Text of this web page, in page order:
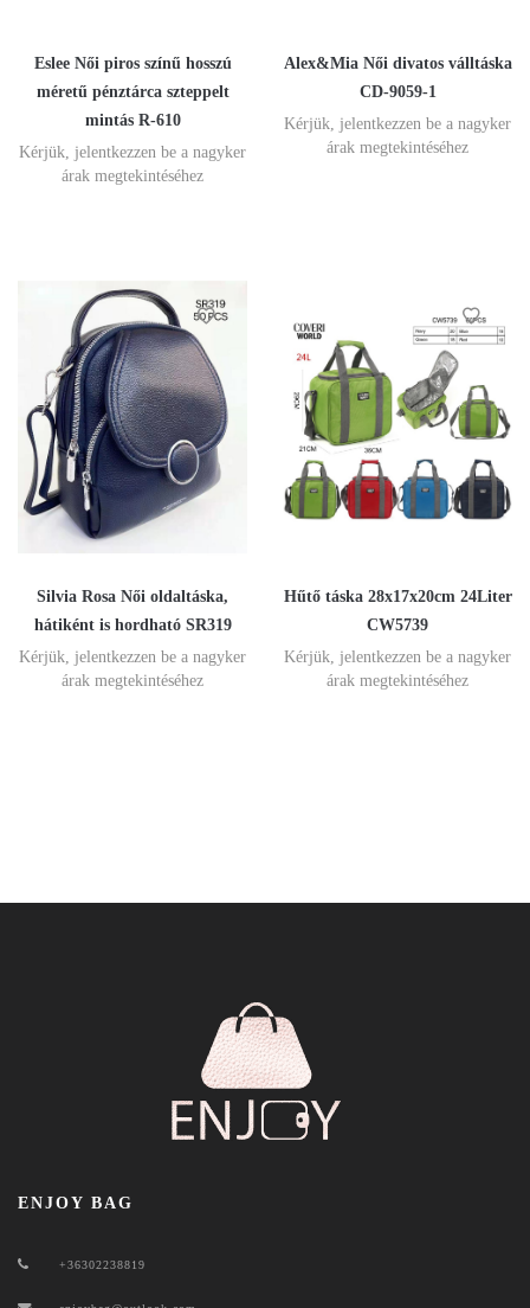
Eslee Női piros színű hosszú
méretű pénztárca szteppelt
mintás R-610
Kérjük, jelentkezzen be a nagyker
árak megtekintéséhez
Alex&Mia Női divatos válltáska
CD-9059-1
Kérjük, jelentkezzen be a nagyker
árak megtekintéséhez
Silvia Rosa Női oldaltáska,
hátiként is hordható SR319
Kérjük, jelentkezzen be a nagyker
árak megtekintéséhez
Hűtő táska 28x17x20cm 24Liter
CW5739
Kérjük, jelentkezzen be a nagyker
árak megtekintéséhez
ENJOY BAG
+36302238819